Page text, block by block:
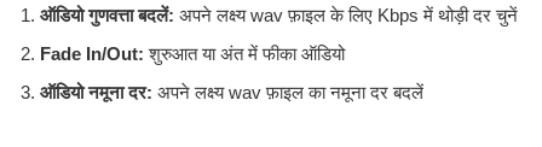
ऑडियो गुणवत्ता बदलें: अपने लक्ष्य wav फ़ाइल के लिए Kbps में थोड़ी दर चुनें
Fade In/Out:शुरुआत या अंत में फीका ऑडियो
ऑडियो नमूना दर: अपने लक्ष्य wav फ़ाइल का नमूना दर बदलें